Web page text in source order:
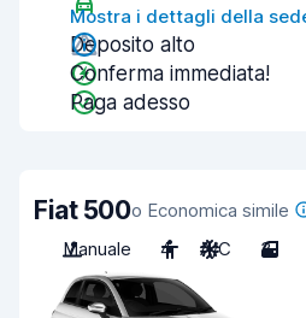
Mostra i dettagli della
Deposito alto
Conferma immediata!
Paga adesso
Fiat 500o Economica simile
Manuale
4 A/C 3